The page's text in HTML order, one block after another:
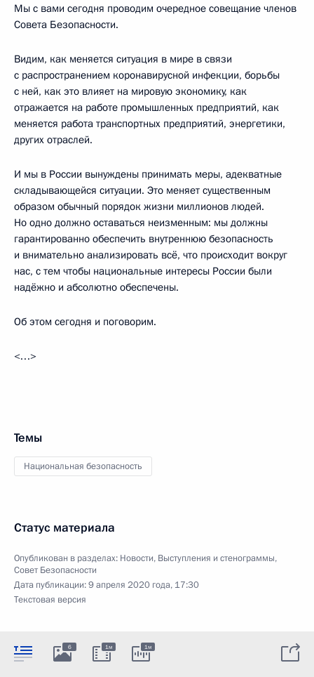
Мы с вами сегодня проводим очередное совещание членов
Совета Безопасности.
Видим, как меняется ситуация в мире в связи
с распространением коронавирусной инфекции, борьбы
с ней, как это влияет на мировую экономику, как
отражается на работе промышленных предприятий, как
меняется работа транспортных предприятий, энергетики,
других отраслей.
И мы в России вынуждены принимать меры, адекватные
складывающейся ситуации. Это меняет существенным
образом обычный порядок жизни миллионов людей.
Но одно должно оставаться неизменным: мы должны
гарантированно обеспечить внутреннюю безопасность
и внимательно анализировать всё, что происходит вокруг
нас, с тем чтобы национальные интересы России были
надёжно и абсолютно обеспечены.
Об этом сегодня и поговорим.
<…>
Темы
Национальная безопасность
Статус материала
Опубликован в разделах: Новости, Выступления и стенограммы,
Совет Безопасности
Дата публикации:9 апреля 2020 года, 17:30
Текстовая версия
6 1м 1м